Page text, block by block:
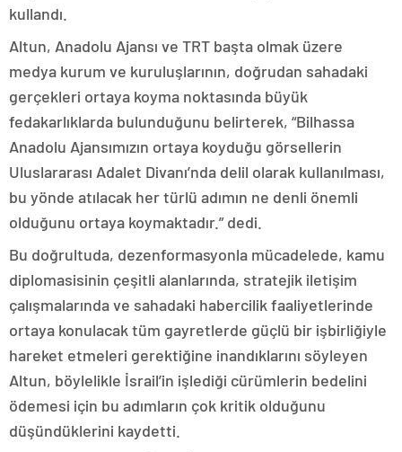
kullandı.
Altun, Anadolu Ajansı ve TRT başta olmak üzere
medya kurum ve kuruluşlarının, doğrudan sahadaki
gerçekleri ortaya koyma noktasında büyük
fedakarlıklarda bulunduğunu belirterek, “Bilhassa
Anadolu Ajansımızın ortaya koyduğu görsellerin
Uluslararası Adalet Divanı’nda delil olarak kullanılması,
bu yönde atılacak her türlü adımın ne denli önemli
olduğunu ortaya koymaktadır.” dedi.
Bu doğrultuda, dezenformasyonla mücadelede, kamu
diplomasisinin çeşitli alanlarında, stratejik iletişim
çalışmalarında ve sahadaki habercilik faaliyetlerinde
ortaya konulacak tüm gayretlerde güçlü bir işbirliğiyle
hareket etmeleri gerektiğine inandıklarını söyleyen
Altun, böylelikle İsrail’in işlediği cürümlerin bedelini
ödemesi için bu adımların çok kritik olduğunu
düşündüklerini kaydetti.